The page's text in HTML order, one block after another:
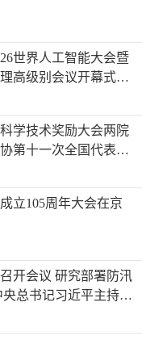
世界人工智能大会暨
高级别会议开幕式并
学技术奖励大会两院
第十一次全国代表大
立105周年大会在京
开会议 研究部署防汛
总书记习近平主持会